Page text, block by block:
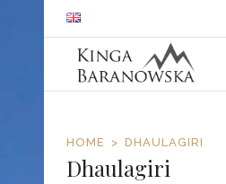
HOME DHAULAGIRI
Dhaulagiri